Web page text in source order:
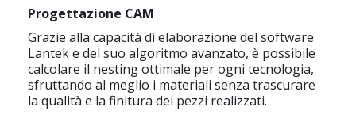
Progettazione CAM
Grazie alla capacità di elaborazione del software
Lantek e del suo algoritmo avanzato, è possibile
calcolare il nesting ottimale per ogni tecnologia,
sfruttando al meglio i materiali senza trascurare
la qualità e la finitura dei pezzi realizzati.